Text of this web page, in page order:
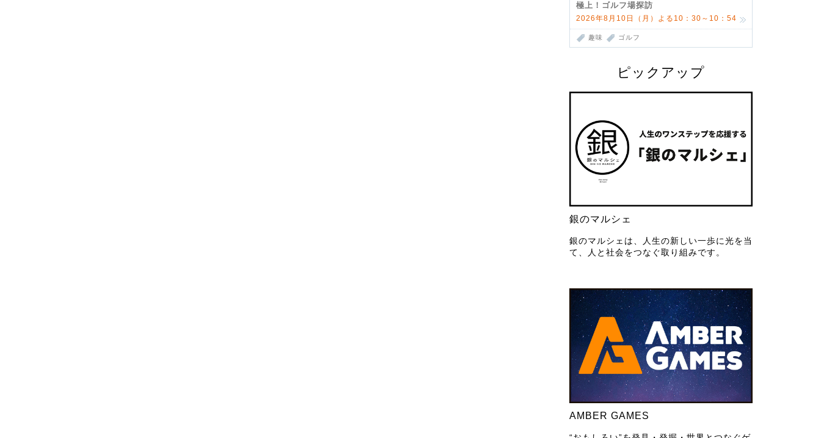
極上！ゴルフ場探訪
2026年8月10日（月）よる10：30～10：54
趣味 ゴルフ
ピックアップ
銀のマルシェ
銀のマルシェは、人生の新しい一歩に光を当
て、人と社会をつなぐ取り組みです。
AMBER GAMES